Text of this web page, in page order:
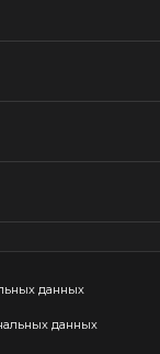
данных
данных